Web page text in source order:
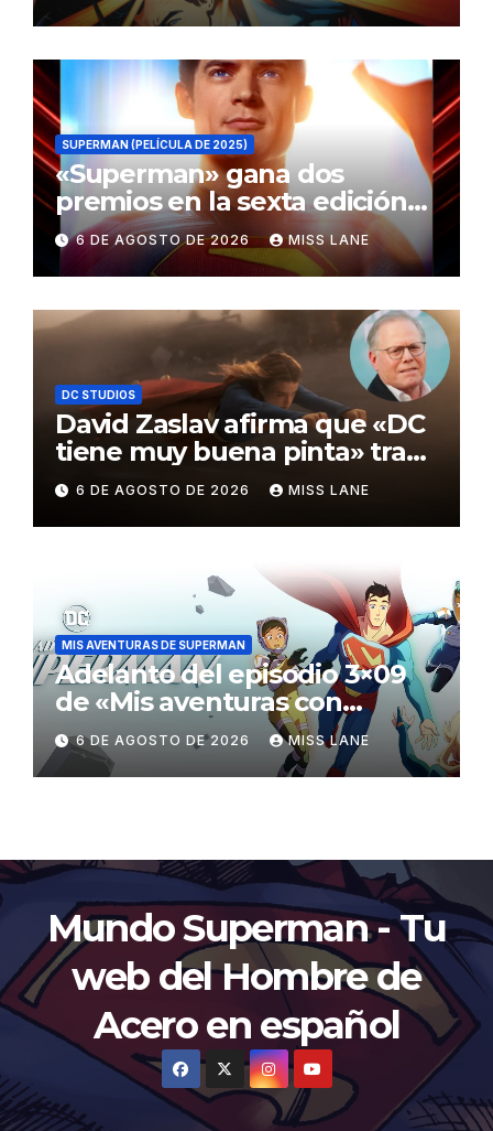
SUPERMAN (PELÍCULA DE 2025)
«Superman» gana dos
premios en la sexta edición
de los Critics Choice Super
Awards
6 DE AGOSTO DE 2026 MISS LANE
DC STUDIOS
David Zaslav afirma que «DC
tiene muy buena pinta» tras
el fracaso de «Supergirl»
6 DE AGOSTO DE 2026 MISS LANE
MIS AVENTURAS DE SUPERMAN
Adelanto del episodio 3×09
de «Mis aventuras con
Superman»
6 DE AGOSTO DE 2026 MISS LANE
Mundo Superman - Tu
web del Hombre de
Acero en español